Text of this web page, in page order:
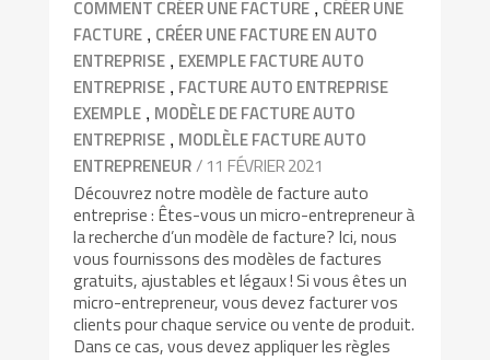
COMMENT CRÉER UNE FACTURE , CRÉER UNE
FACTURE , CRÉER UNE FACTURE EN AUTO
ENTREPRISE , EXEMPLE FACTURE AUTO
ENTREPRISE , FACTURE AUTO ENTREPRISE
EXEMPLE , MODÈLE DE FACTURE AUTO
ENTREPRISE , MODLÈLE FACTURE AUTO
ENTREPRENEUR/ 11 FÉVRIER 2021
Découvrez notre modèle de facture auto
entreprise : Êtes-vous un micro-entrepreneur à
la recherche d’un modèle de facture? Ici, nous
vous fournissons des modèles de factures
gratuits, ajustables et légaux ! Si vous êtes un
micro-entrepreneur, vous devez facturer vos
clients pour chaque service ou vente de produit.
Dans ce cas, vous devez appliquer les règles